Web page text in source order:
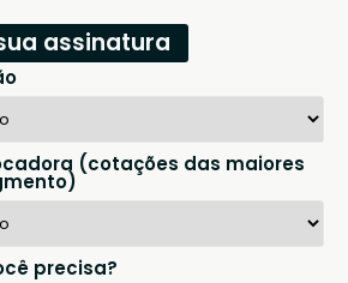
assinatura
(cotações das maiores
precisa?